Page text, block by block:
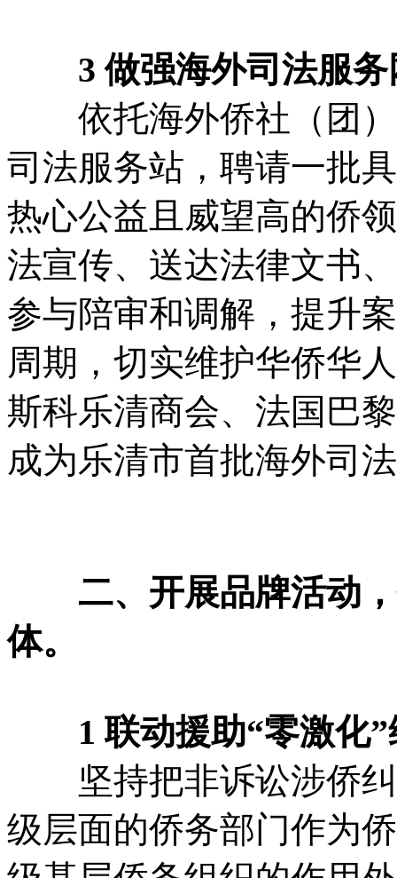
3 做强海外司法服
依托海外侨社（团）
司法服务站，聘请一批
热心公益且威望高的侨
法宣传、送达法律文书
参与陪审和调解，提升
周期，切实维护华侨华
斯科乐清商会、法国巴
成为乐清市首批海外司
二、开展品牌活动
体。
1 联动援助“零激化
坚持把非诉讼涉侨纠
级层面的侨务部门作为